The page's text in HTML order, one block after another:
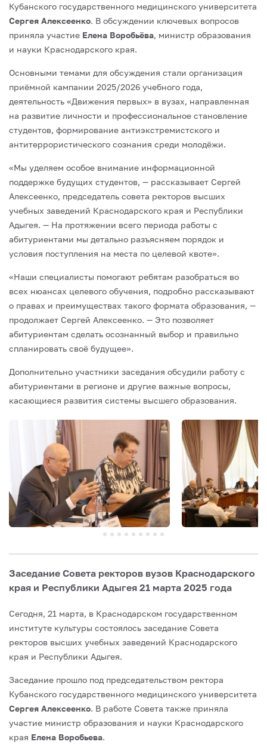
Кубанского государственного медицинского университета
Сергея Алексеенко. В обсуждении ключевых вопросов
приняла участие Елена Воробьёва, министр образования
и науки Краснодарского края.
Основными темами для обсуждения стали организация
приёмной кампании 2025/2026 учебного года,
деятельность «Движения первых» в вузах, направленная
на развитие личности и профессиональное становление
студентов, формирование антиэкстремистского и
антитеррористического сознания среди молодёжи.
«Мы уделяем особое внимание информационной
поддержке будущих студентов, — рассказывает Сергей
Алексеенко, председатель совета ректоров высших
учебных заведений Краснодарского края и Республики
Адыгея. — На протяжении всего периода работы с
абитуриентами мы детально разъясняем порядок и
условия поступления на места по целевой квоте».
«Наши специалисты помогают ребятам разобраться во
всех нюансах целевого обучения, подробно рассказывают
о правах и преимуществах такого формата образования, —
продолжает Сергей Алексеенко. — Это позволяет
абитуриентам сделать осознанный выбор и правильно
спланировать своё будущее».
Дополнительно участники заседания обсудили работу с
абитуриентами в регионе и другие важные вопросы,
касающиеся развития системы высшего образования.
Заседание Совета ректоров вузов Краснодарского
края и Республики Адыгея 21 марта 2025 года
Сегодня, 21 марта, в Краснодарском государственном
институте культуры состоялось заседание Совета
ректоров высших учебных заведений Краснодарского
края и Республики Адыгея.
Заседание прошло под председательством ректора
Кубанского государственного медицинского университета
Сергея Алексеенко. В работе Совета также приняла
участие министр образования и науки Краснодарского
края Елена Воробьева.